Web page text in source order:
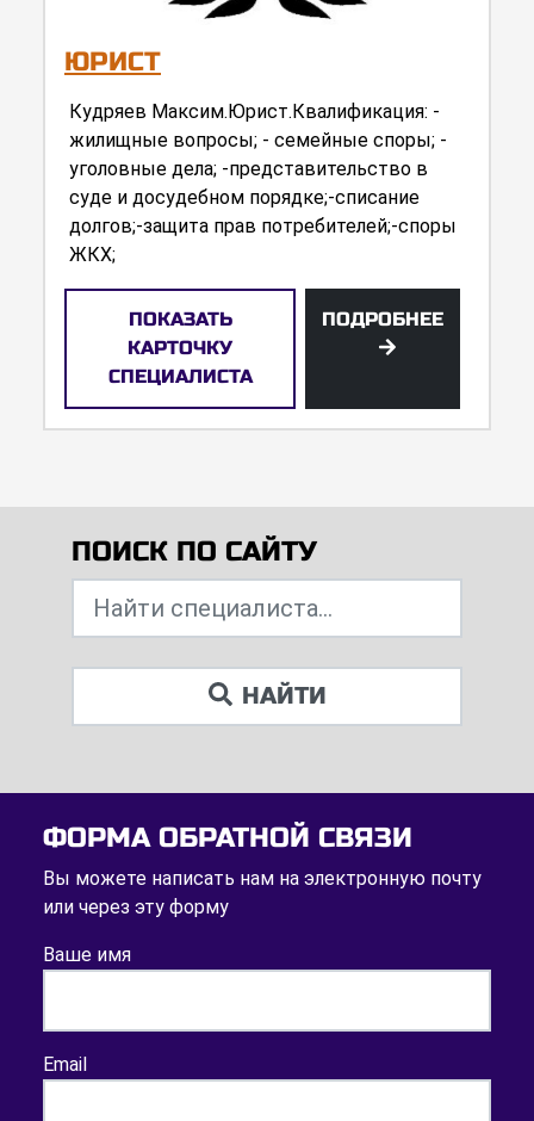
ЮРИСТ
Кудряев Максим.Юрист.Квалификация: -
жилищные вопросы; - семейные споры; -
уголовные дела; -представительство в
суде и досудебном порядке;-списание
долгов;-защита прав потребителей;-споры
ЖКХ;
ПОКАЗАТЬ
КАРТОЧКУ
СПЕЦИАЛИСТА
ПОДРОБНЕЕ
ПОИСК ПО САЙТУ
НАЙТИ
ФОРМА ОБРАТНОЙ СВЯЗИ
Вы можете написать нам на электронную почту
или через эту форму
Ваше имя
Email